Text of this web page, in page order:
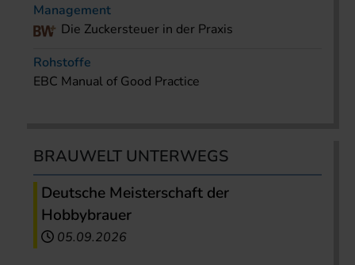
Management
Die Zuckersteuer in der Praxis
Rohstoffe
EBC Manual of Good Practice
BRAUWELT UNTERWEGS
Deutsche Meisterschaft der
Hobbybrauer
05.09.2026